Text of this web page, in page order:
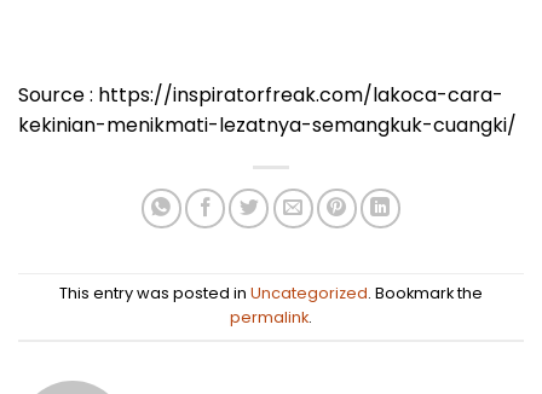
Source : https://inspiratorfreak.com/lakoca-cara-
kekinian-menikmati-lezatnya-semangkuk-cuangki/
This entry was posted in Uncategorized. Bookmark the
permalink.